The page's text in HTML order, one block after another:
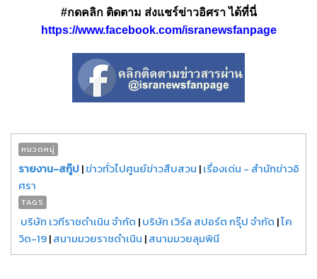
#กดคลิก ติดตาม ส่งแชร์ข่าวอิศรา ได้ที่นี่
https://www.facebook.com/isranewsfanpage
หมวดหมู่
รายงาน-สกู๊ป|ข่าวทั่วไปศูนย์ข่าวสืบสวน |เรื่องเด่น - สำนักข่าวอิ
ศรา
TAGS
บริษัท เวทีราชดำเนิน จำกัด |บริษัท เวิร์ล สปอร์ต กรุ๊ป จำกัด |โค
วิด-19|สนามมวยราชดำเนิน |สนามมวยลุมพินี